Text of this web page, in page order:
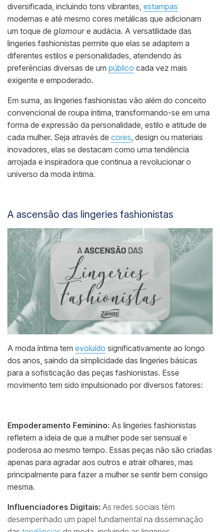
diversificada, incluindo tons vibrantes, estampas
modernas e até mesmo cores metálicas que adicionam
um toque de glamoure audácia. A versatilidade das
lingeries fashionistas permite que elas se adaptem a
diferentes estilos e personalidades, atendendo às
preferências diversas de um público cada vez mais
exigente e empoderado.
Em suma, as lingeries fashionistas vão além do conceito
convencional de roupa íntima, transformando-se em uma
forma de expressão da personalidade, estilo e atitude de
cada mulher. Seja através de cores, design ou materiais
inovadores, elas se destacam como uma tendência
arrojada e inspiradora que continua a revolucionar o
universo da moda íntima.
A ascensão das lingeries fashionistas
A moda íntima tem evoluído significativamente ao longo
dos anos, saindo da simplicidade das lingeries básicas
para a sofisticação das peças fashionistas. Esse
movimento tem sido impulsionado por diversos fatores:
Empoderamento Feminino: As lingeries fashionistas
refletem a ideia de que a mulher pode ser sensual e
poderosa ao mesmo tempo. Essas peças não são criadas
apenas para agradar aos outros e atrair olhares, mas
principalmente para fazer a mulher se sentir bem consigo
mesma.
Influenciadores Digitais: As redes sociais têm
desempenhado um papel fundamental na disseminação